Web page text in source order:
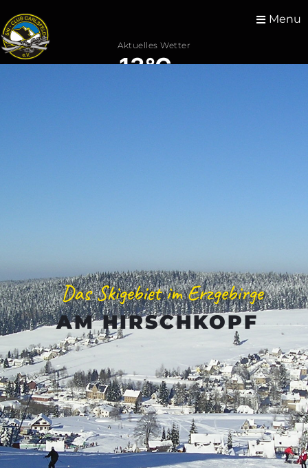
Menu
Aktuelles Wetter
13°C
Das Skigebiet im Erzgebirge
AM HIRSCHKOPF